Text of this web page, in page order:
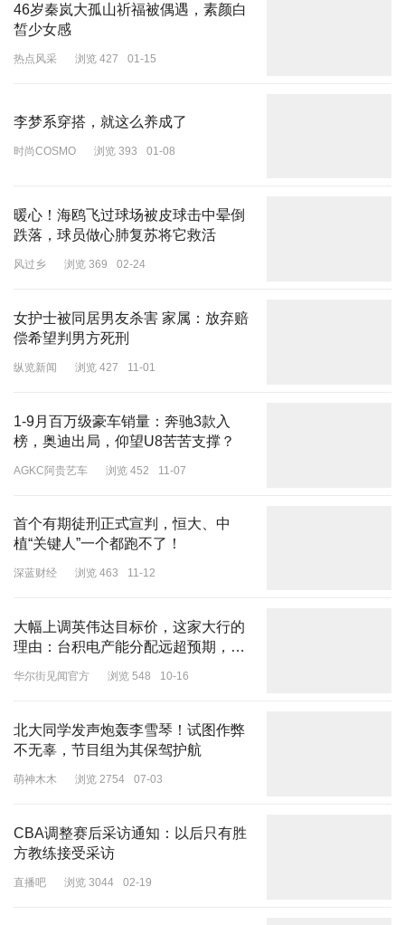
而在所有古老的服饰文化里，人字纹就是这样的存在，
不需要用媚外来彰显存在感，而是在不张扬的选择中，尽量保持对自
46岁秦岚大孤山祈福被偶遇，素颜白
皙少女感
热点风采 浏览 427 01-15
李梦系穿搭，就这么养成了
时尚COSMO 浏览 393 01-08
暖心！海鸥飞过球场被皮球击中晕倒
跌落，球员做心肺复苏将它救活
风过乡 浏览 369 02-24
女护士被同居男友杀害 家属：放弃赔
偿希望判男方死刑
纵览新闻 浏览 427 11-01
1-9月百万级豪车销量：奔驰3款入
榜，奥迪出局，仰望U8苦苦支撑？
AGKC阿贵艺车 浏览 452 11-07
首个有期徒刑正式宣判，恒大、中
植“关键人”一个都跑不了！
深蓝财经 浏览 463 11-12
大幅上调英伟达目标价，这家大行的
理由：台积电产能分配远超预期，
华尔街见闻官方 浏览 548 10-16
北大同学发声炮轰李雪琴！试图作弊
不无辜，节目组为其保驾护航
萌神木木 浏览 2754 07-03
CBA调整赛后采访通知：以后只有胜
方教练接受采访
直播吧 浏览 3044 02-19